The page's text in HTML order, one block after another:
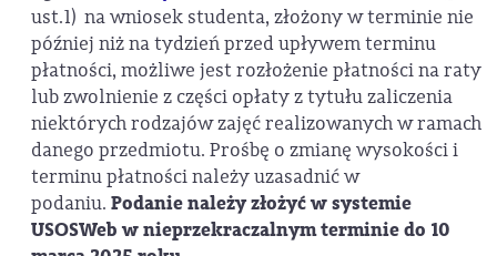
ust.1) na wniosek studenta, złożony w terminie nie
później niż na tydzień przed upływem terminu
płatności, możliwe jest rozłożenie płatności na raty
lub zwolnienie z części opłaty z tytułu zaliczenia
niektórych rodzajów zajęć realizowanych w ramach
danego przedmiotu. Prośbę o zmianę wysokości i
terminu płatności należy uzasadnić w
podaniu. Podanie należy złożyć w systemie
USOSWeb w nieprzekraczalnym terminie do 10